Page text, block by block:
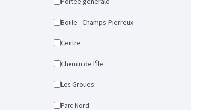
Boule - Champs-Pierreux
Centre
Chemin de l'Île
Les Groues
Parc Nord